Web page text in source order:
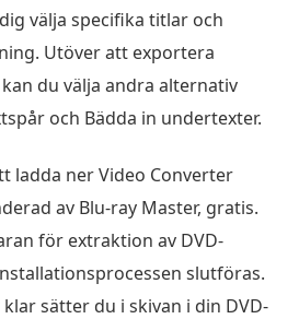
välja specifika titlar och
Utöver att exportera
du välja andra alternativ
och Bädda in undertexter.
ladda ner Video Converter
av Blu-ray Master, gratis.
för extraktion av DVD-
slutföras.
sätter du i skivan i din DVD-